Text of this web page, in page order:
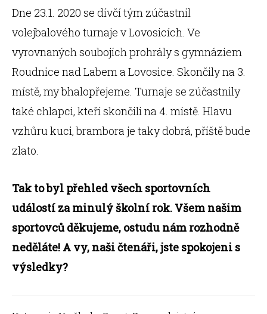
Dne 23.1. 2020 se dívčí tým zúčastnil
volejbalového turnaje v Lovosicích. Ve
vyrovnaných soubojích prohrály s gymnáziem
Roudnice nad Labem a Lovosice. Skončily na 3.
místě, my bhalopřejeme. Turnaje se zúčastnily
také chlapci, kteří skončili na 4. místě. Hlavu
vzhůru kuci, brambora je taky dobrá, příště bude
zlato.
Tak to byl přehled všech sportovních
událostí za minulý školní rok. Všem našim
sportovců děkujeme, ostudu nám rozhodně
neděláte! A vy, naši čtenáři, jste spokojeni s
výsledky?